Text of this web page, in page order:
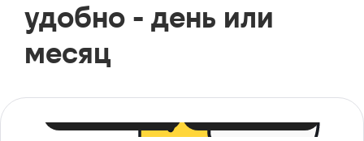
удобно - день или
месяц